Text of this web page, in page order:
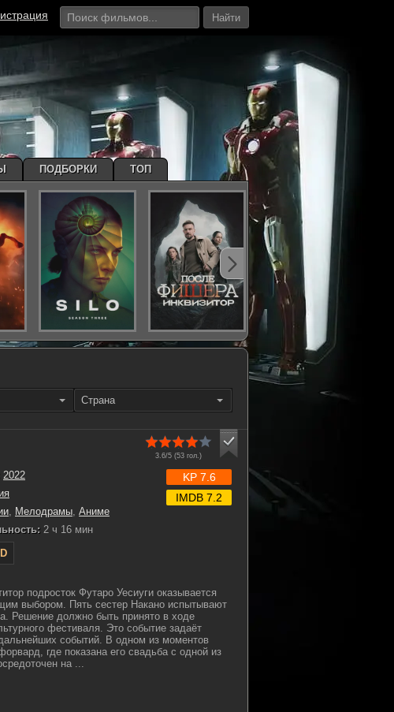
Найти
Страна
3.6/5 (53 гол.)
2022
, Мелодрамы, Аниме
2 ч 16 мин
KP 7.6
IMDB 7.2
подросток Футаро Уесиуги оказывается
выбором. Пять сестер Накано испытывают
Решение должно быть принято в ходе
фестиваля. Это событие задаёт
событий. В одном из моментов
где показана его свадьба с одной из
на ...
ПОДБОРКИ ТОП